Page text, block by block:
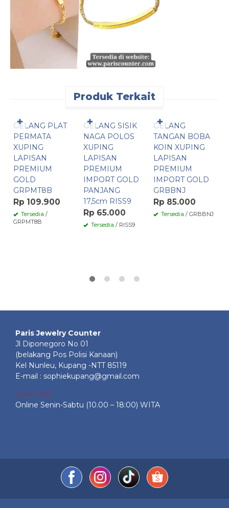
Produk Terkait
GELANG PLAT
PERMATA
XUPING
LAPISAN
PREMIUM
GOLD
GRPMT8B
Rp 109.900
Tersedia /
GRPMT8B
✚
GELANG SISIK
NAGA POLOS
XUPING
LAPISAN
PREMIUM
IMPORT GOLD
PANJANG
17,5cm RISS9
Rp 65.000
Tersedia / RISS9
✚
GELANG
TANGAN BOBA
KOIN XUPING
LAPISAN
PREMIUM
IMPORT GOLD
GRBBNJ
Rp 85.000
Tersedia / GRBBNJ
✚
Paris Jewelry Counter
Jl Diponegoro No 01
(belakang Pos Polisi Kanaan)
Kel Nunleu, Kupang -NTT 85119
E-mail : sophiekupang@gmail.com
Live Chat
Online Senin-Sabtu (10.00 – 18:00) WITA